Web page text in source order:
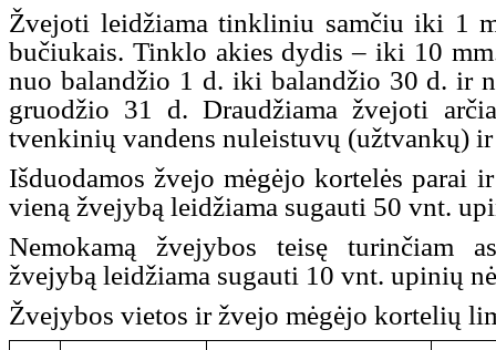
Žvejoti leidžiama tinkliniu samčiu iki 1
bučiukais. Tinklo akies dydis – iki 10
nuo balandžio 1 d. iki balandžio 30 d. ir
gruodžio 31 d. Draudžiama žvejoti
tvenkinių vandens nuleistuvų (užtvankų)
Išduodamos žvejo mėgėjo kortelės parai
vieną žvejybą leidžiama sugauti 50 vnt.
Nemokamą žvejybos teisę turinčiam
žvejybą leidžiama sugauti 10 vnt. upinių
Žvejybos vietos ir žvejo mėgėjo kortelių